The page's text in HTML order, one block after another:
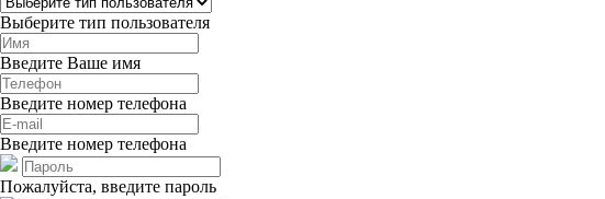
Выберите тип пользователя
Введите Ваше имя
Введите номер телефона
Введите номер телефона
Пожалуйста, введите пароль